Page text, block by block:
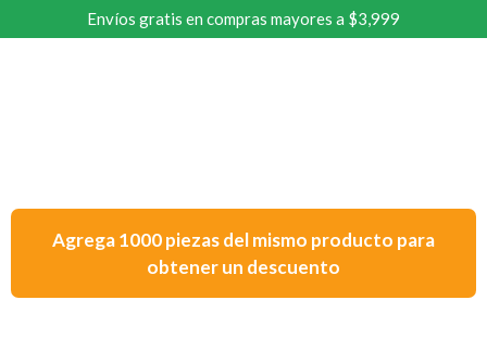
Envíos gratis en compras mayores a $3,999
Agrega 1000 piezas del mismo producto para
obtener un descuento